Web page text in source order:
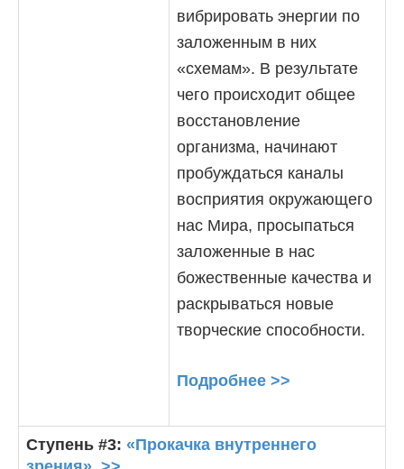
вибрировать энергии по
заложенным в них
«схемам». В результате
чего происходит общее
восстановление
организма, начинают
пробуждаться каналы
восприятия окружающего
нас Мира, просыпаться
заложенные в нас
божественные качества и
раскрываться новые
творческие способности.
Подробнее >>
Ступень #3: «Прокачка внутреннего